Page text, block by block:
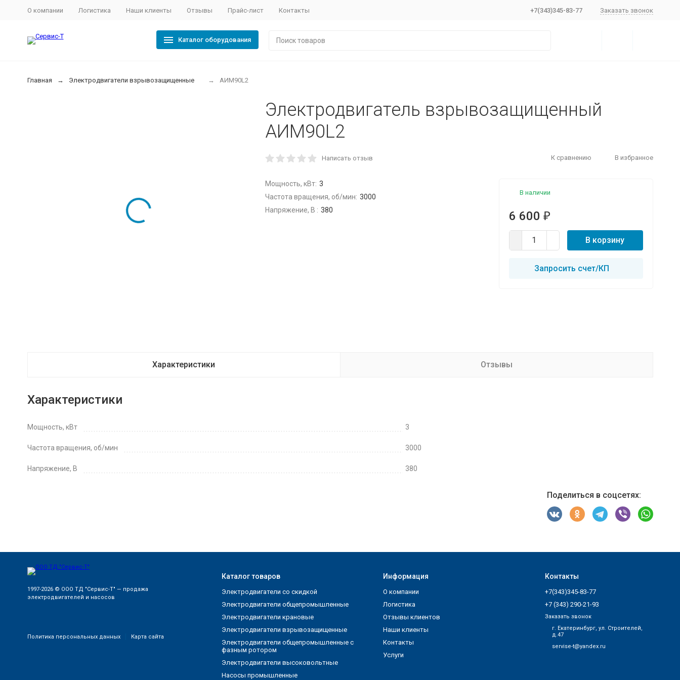
О компании Логистика Наши клиенты Отзывы Прайс-лист Контакты +7(343)345-83-77 Заказать звонок
Каталог оборудования
Главная Электродвигатели взрывозащищенные АИМ90L2
Электродвигатель взрывозащищенный
АИМ90L2
Написать отзыв К сравнению В избранное
Мощность, кВт: 3
Частота вращения, об/мин: 3000
Напряжение, В : 380
В наличии
6 600 ₽
В корзину
Запросить счет/КП
Характеристики Отзывы
Характеристики
Мощность, кВт 3
Частота вращения, об/мин 3000
Напряжение, В 380
Поделиться в соцсетях:
1997-2026 © ООО ТД "Сервис-Т" — продажа
электродвигателей и насосов
Политика персональных данных Карта сайта
Каталог товаров
Электродвигатели со скидкой
Электродвигатели общепромышленные
Электродвигатели крановые
Электродвигатели взрывозащищенные
Электродвигатели общепромышленные с
фазным ротором
Электродвигатели высоковольтные
Насосы промышленные
Информация
О компании
Логистика
Отзывы клиентов
Наши клиенты
Контакты
Услуги
Контакты
+7(343)345-83-77
+7 (343) 290-21-93
Заказать звонок
г. Екатеринбург, ул. Строителей,
д.47
servise-t@yandex.ru